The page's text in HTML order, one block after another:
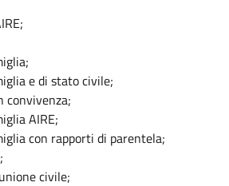
e di stato civile;
convivenza;
AIRE;
con rapporti di parentela;
civile;